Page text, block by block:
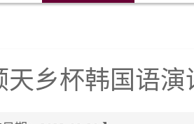
乡杯韩国语演